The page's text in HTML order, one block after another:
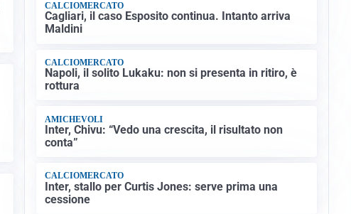
CALCIOMERCATO
Cagliari, il caso Esposito continua. Intanto arriva
Maldini
CALCIOMERCATO
Napoli, il solito Lukaku: non si presenta in ritiro, è
rottura
AMICHEVOLI
Inter, Chivu: “Vedo una crescita, il risultato non
conta”
CALCIOMERCATO
Inter, stallo per Curtis Jones: serve prima una
cessione